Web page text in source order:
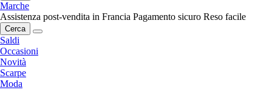
Marche
Assistenza post-vendita in Francia Pagamento sicuro Reso facile
Cerca
Saldi
Occasioni
Novità
Scarpe
Moda